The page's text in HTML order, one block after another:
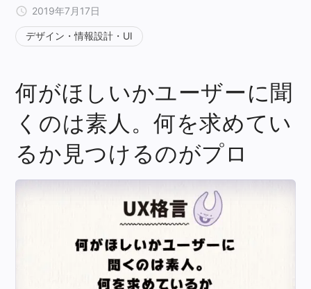
2019年7月17日
デザイン・情報設計・UI
何がほしいかユーザーに聞
くのは素人。何を求めてい
るか見つけるのがプロ